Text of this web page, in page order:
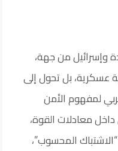
وإسرائيل من جهة،
عسكرية، بل تحول إلى
لمفهوم الأمن
معادلات القوة،
المحسوب”،